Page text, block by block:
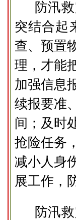
防汛
突结合起
查、预置
理，才能
加强信息
续报要准
间；及时
抢险任务
减小人身
展工作，
防汛